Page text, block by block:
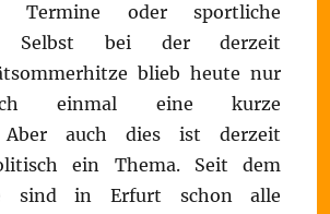
Termine oder sportliche
Selbst bei der derzeit
blieb heute nur
einmal eine kurze
Aber auch dies ist derzeit
ein Thema. Seit dem
sind in Erfurt schon alle